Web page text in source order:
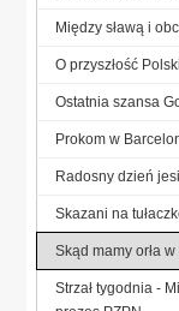
Między sławą i
O przyszłość Polski
Ostatnia szansa
Prokom w
Radosny dzień
Skazani na
Skąd mamy orła
Strzał tygodnia -